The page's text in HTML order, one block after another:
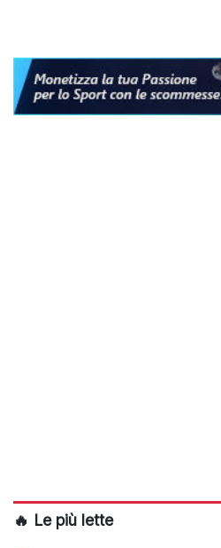
🔥 Le più lette